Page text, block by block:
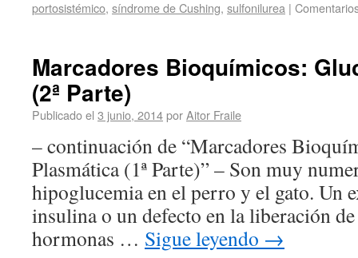
portosistémico, síndrome de Cushing, sulfonilurea |
Marcadores Bioquímicos:
(2ª Parte)
Publicado el 3 junio, 2014porAitor Fraile
– continuación de “Marcadores
Plasmática (1ª Parte)” – Son muy
hipoglucemia en el perro y el gato. Un
insulina o un defecto en la liberación
hormonas … Sigue leyendo →